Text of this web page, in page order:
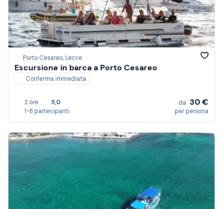
Porto Cesareo, Lecce
Escursione in barca a Porto Cesareo
Conferma immediata
2 ore
5,0
1-8 partecipanti
da 30 €
per persona